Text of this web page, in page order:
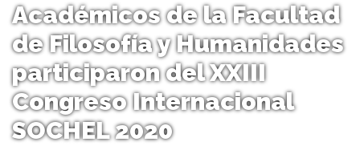
Académicos de la Facultad
de Filosofía y Humanidades
participaron del XXIII
Congreso Internacional
SOCHEL 2020